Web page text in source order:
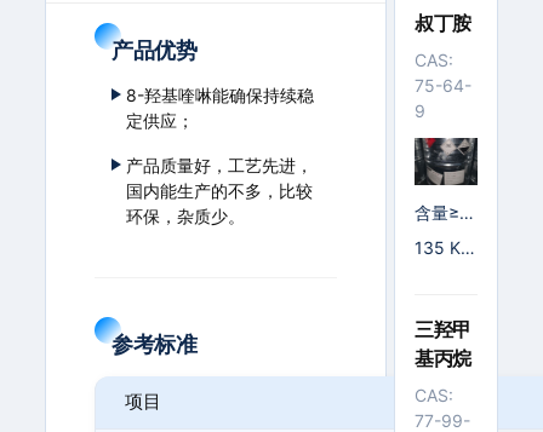
产品优势
8-羟基喹啉能确保持续稳
定供应；
产品质量好，工艺先进，
国内能生产的不多，比较
环保，杂质少。
参考标准
项目 标准
叔丁胺
CAS:
75-64-
9
含量≥9
9.5%
135 K
三羟甲
基丙烷
CAS:
77-99-